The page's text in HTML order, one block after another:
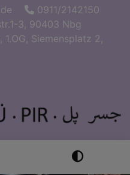
0911/2142150
3, 90403 Nbg
Siemensplatz 2,